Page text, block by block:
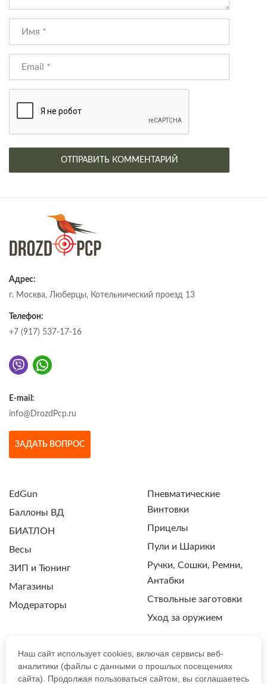
Адрес:
г. Москва, Люберцы, Котельнический проезд 13
Телефон:
+7 (917) 537-17-16
E-mail:
info@DrozdPcp.ru
ЗАДАТЬ ВОПРОС
EdGun
Баллоны ВД
БИАТЛОН
Весы
ЗИП и Тюнинг
Магазины
Модераторы
Пневматические
Винтовки
Прицелы
Пули и Шарики
Ручки, Сошки, Ремни,
Антабки
Ствольные заготовки
Уход за оружием
ПОЛИТИКА КОНФИДЕНЦИАЛЬНОСТИ
Наш сайт использует cookies, включая сервисы веб-
аналитики (файлы с данными о прошлых посещениях
сайта). Продолжая пользоваться сайтом, вы соглашаетесь